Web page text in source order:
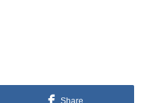
Share